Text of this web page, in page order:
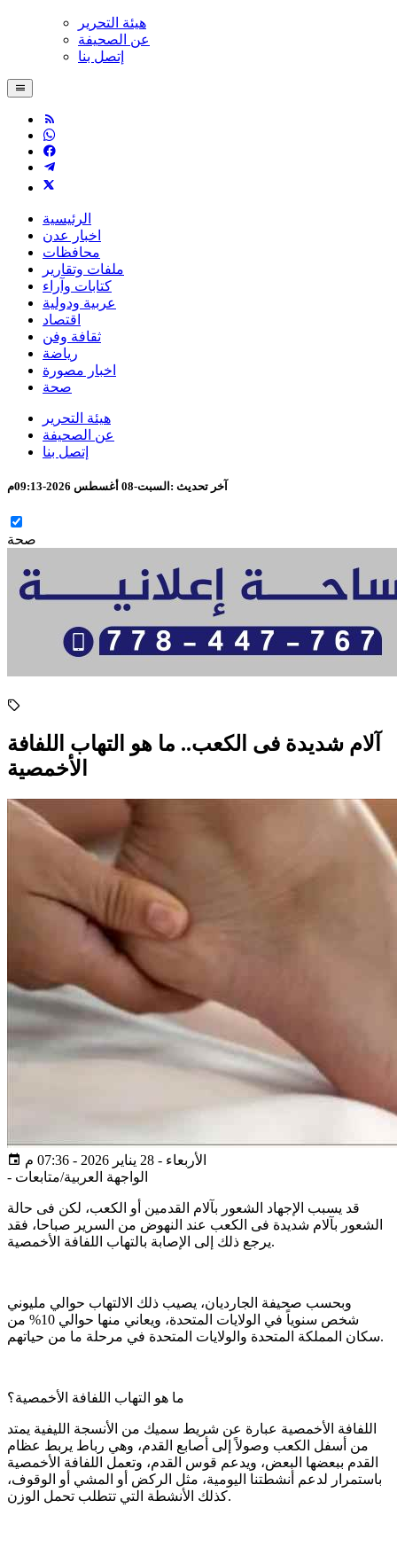
هيئة التحرير
عن الصحيفة
إتصل بنا
الرئيسية
اخبار عدن
محافظات
ملفات وتقارير
كتابات وآراء
عربية ودولية
اقتصاد
ثقافة وفن
رياضة
اخبار مصورة
صحة
هيئة التحرير
عن الصحيفة
إتصل بنا
آخر تحديث : السبت-08 أغسطس 2026-09:13م
صحة
آلام شديدة فى الكعب.. ما هو التهاب اللفافة
الأخمصية
الأربعاء - 28 يناير 2026 - 07:36 م
- الواجهة العربية/متابعات
قد يسبب الإجهاد الشعور بآلام القدمين أو الكعب، لكن فى حالة
الشعور بآلام شديدة فى الكعب عند النهوض من السرير صباحا، فقد
يرجع ذلك إلى الإصابة بالتهاب اللفافة الأخمصية.
وبحسب صحيفة الجارديان، يصيب ذلك الالتهاب حوالي مليوني
شخص سنوياً في الولايات المتحدة، ويعاني منها حوالي 10% من
سكان المملكة المتحدة والولايات المتحدة في مرحلة ما من حياتهم.
ما هو التهاب اللفافة الأخمصية؟
اللفافة الأخمصية عبارة عن شريط سميك من الأنسجة الليفية يمتد
من أسفل الكعب وصولاً إلى أصابع القدم، وهي رباط يربط عظام
القدم ببعضها البعض، ويدعم قوس القدم، وتعمل اللفافة الأخمصية
باستمرار لدعم أنشطتنا اليومية، مثل الركض أو المشي أو الوقوف،
كذلك الأنشطة التي تتطلب تحمل الوزن.